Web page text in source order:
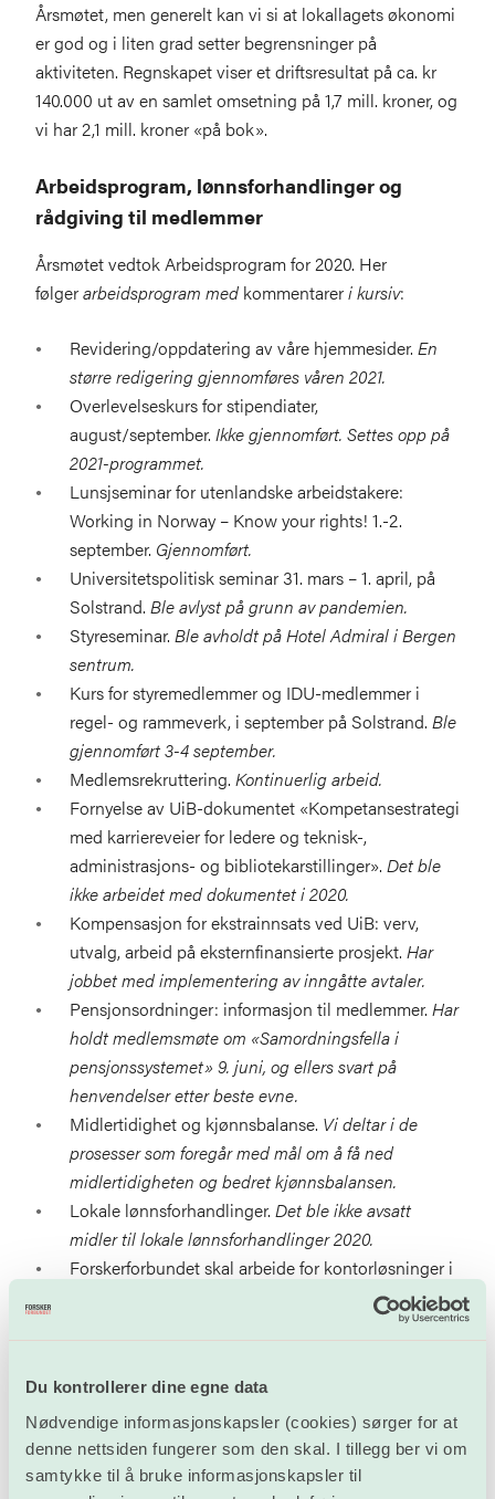
Du kontrollerer dine egne data
Nødvendige informasjonskapsler (cookies) sørger for at
denne nettsiden fungerer som den skal. I tillegg ber vi om
samtykke til å bruke informasjonskapsler til
Årsmøtet, men generelt kan vi si at lokallagets økonomi
er god og i liten grad setter begrensninger på
aktiviteten. Regnskapet viser et driftsresultat på ca. kr
140.000 ut av en samlet omsetning på 1,7 mill. kroner, og
vi har 2,1 mill. kroner «på bok».
Arbeidsprogram, lønnsforhandlinger og
rådgiving til medlemmer
Årsmøtet vedtok Arbeidsprogram for 2020. Her
følgerarbeidsprogram med kommentareri kursiv:
Revidering/oppdatering av våre hjemmesider. En
større redigering gjennomføres våren 2021.
Overlevelseskurs for stipendiater,
august/september. Ikke gjennomført. Settes opp på
2021-programmet.
Lunsjseminar for utenlandske arbeidstakere:
Working in Norway – Know your rights! 1.-2.
september. Gjennomført.
Universitetspolitisk seminar 31. mars – 1. april, på
Solstrand. Ble avlyst på grunn av pandemien.
Styreseminar. Ble avholdt på Hotel Admiral i Bergen
sentrum.
Kurs for styremedlemmer og IDU-medlemmer i
regel- og rammeverk, i september på Solstrand. Ble
gjennomført 3-4 september.
Medlemsrekruttering. Kontinuerlig arbeid.
Fornyelse av UiB-dokumentet «Kompetansestrategi
med karriereveier for ledere og teknisk-,
administrasjons- og bibliotekarstillinger». Det ble
ikke arbeidet med dokumentet i 2020.
Kompensasjon for ekstrainnsats ved UiB: verv,
utvalg, arbeid på eksternfinansierte prosjekt. Har
jobbet med implementering av inngåtte avtaler.
Pensjonsordninger: informasjon til medlemmer. Har
holdt medlemsmøte om «Samordningsfella i
pensjonssystemet» 9. juni, og ellers svart på
henvendelser etter beste evne.
Midlertidighet og kjønnsbalanse. Vi deltar i de
prosesser som foregår med mål om å få ned
midlertidigheten og bedret kjønnsbalansen.
Lokale lønnsforhandlinger. Det ble ikke avsatt
midler til lokale lønnsforhandlinger 2020.
Forskerforbundet skal arbeide for kontorløsninger i
UH-sektoren som bidrar til gode arbeidsbetingelser
her et sentralt premiss. Vi benytter enhver
anledning til å fremme våre synspunkter, hittil uten
suksess.
Forskerforbundet skal utrede om det er mulig eller